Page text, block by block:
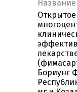
Бориунг